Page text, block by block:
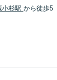
小杉駅 から徒歩5